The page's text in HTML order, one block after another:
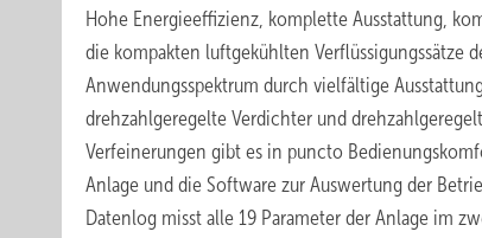
Hohe Energieeffizienz, komplette Ausstattung,
die kompakten luftgekühlten Verflüssigungssätze
Anwendungsspektrum durch vielfältige
drehzahlgeregelte Verdichter und
Verfeinerungen gibt es in puncto
Anlage und die Software zur Auswertung der
Datenlog misst alle 19 Parameter der Anlage im